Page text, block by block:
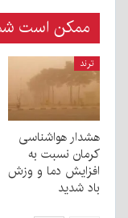
ممکن است
ترند
هشدار هواشناسی
کرمان نسبت به
افزایش دما و وزش
باد شدید